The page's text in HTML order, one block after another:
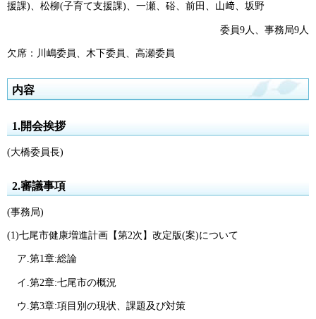
援課)、松柳(子育て支援課)、一瀬、硲、前田、山﨑、坂野
委員9人、事務局9人
欠席：川嶋委員、木下委員、高瀬委員
内容
1.開会挨拶
(大橋委員長)
2.審議事項
(事務局)
(1)七尾市健康増進計画【第2次】改定版(案)について
ア.第1章:総論
イ.第2章:七尾市の概況
ウ.第3章:項目別の現状、課題及び対策